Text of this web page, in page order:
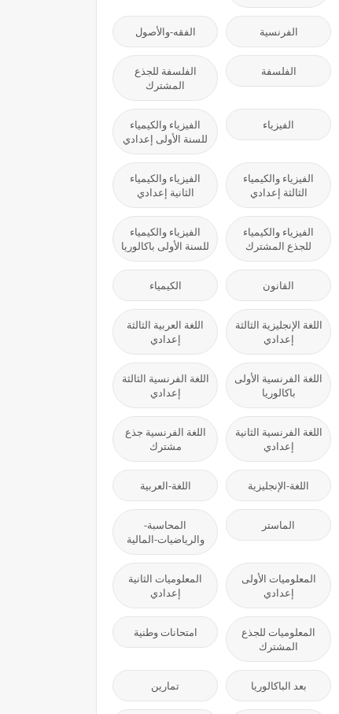
الفرنسية الفقه-والأصول
الفلسفة
الفلسفة للجذع
المشترك
الفيزياء
الفيزياء والكيمياء
للسنة الأولى إعدادي
الفيزياء والكيمياء
الثالثة إعدادي
الفيزياء والكيمياء
الثانية إعدادي
الفيزياء والكيمياء
للجذع المشترك
الفيزياء والكيمياء
للسنة الأولى باكالوريا
القانون الكيمياء
اللغة الإنجليزية الثالثة
إعدادي
اللغة العربية الثالثة
إعدادي
اللغة الفرنسية الأولى
باكالوريا
اللغة الفرنسية الثالثة
إعدادي
اللغة الفرنسية الثانية
إعدادي
اللغة الفرنسية جذع
مشترك
اللغة-الإنجليزية اللغة-العربية
الماستر
المحاسبة-
والرياضيات-المالية
المعلوميات الأولى
إعدادي
المعلوميات الثانية
إعدادي
المعلوميات للجذع
المشترك
امتحانات وطنية
بعد الباكالوريا تمارين